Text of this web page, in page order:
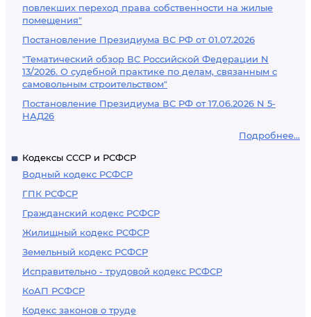
повлекших переход права собственности на жилые
помещения"
Постановление Президиума ВС РФ от 01.07.2026
"Тематический обзор ВС Российской Федерации N
13/2026. О судебной практике по делам, связанным с
самовольным строительством"
Постановление Президиума ВС РФ от 17.06.2026 N 5-
НАД26
Подробнее...
Кодексы СССР и РСФСР
Водный кодекс РСФСР
ГПК РСФСР
Гражданский кодекс РСФСР
Жилищный кодекс РСФСР
Земельный кодекс РСФСР
Исправительно - трудовой кодекс РСФСР
КоАП РСФСР
Кодекс законов о труде